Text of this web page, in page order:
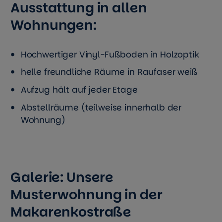
Ausstattung in allen
Wohnungen:
Hochwertiger Vinyl-Fußboden in Holzoptik
helle freundliche Räume in Raufaser weiß
Aufzug hält auf jeder Etage
Abstellräume (teilweise innerhalb der
Wohnung)
Galerie: Unsere
Musterwohnung in der
Makarenkostraße